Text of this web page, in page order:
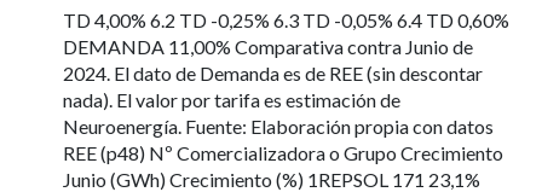
TD 4,00% 6.2 TD -0,25% 6.3 TD -0,05% 6.4 TD 0,60%
DEMANDA 11,00% Comparativa contra Junio de
2024. El dato de Demanda es de REE (sin descontar
nada). El valor por tarifa es estimación de
Neuroenergía. Fuente: Elaboración propia con datos
REE (p48) Nº Comercializadora o Grupo Crecimiento
Junio (GWh) Crecimiento (%) 1REPSOL 171 23,1%